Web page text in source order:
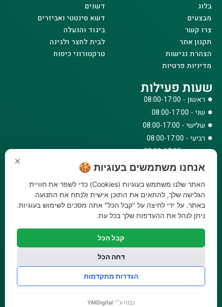
בלוג
מבצעים
צרו קשר
תקנון אתר
הצהרת נגישות
מדיניות פרטיות
דשנים
דשא סינטטי ואביזרים
ביגוד והנעלה
לבית לחצר ולגינה
טרקטורוני כיסוח
שעות פעילות
ראשון - 08:00-17:00
שני - 08:00-17:00
שלישי - 08:00-17:00
רביעי - 08:00-17:00
חמישי - 08:00-17:00
שישי - 08:00-12:30
צרו קשר
073-779-6243
וואטסאפ
amirbair@amir-agricul.co.il
פייסבוק
עלות משלוח עד הבית 29.90 ₪, משלוח חינם בקניה מעל
× אנחנו משתמשים בעוגיות 🍪
האתר שלנו משתמש בעוגיות (Cookies) כדי לשפר את חוויית
הגלישה שלך, להתאים את התוכן אישית ולנתח את התנועה
באתר. על ידי לחיצה על "קבל הכל" אתה מסכים לשימוש בעוגיות.
ניתן לנהל את ההעדפות שלך בכל עת.
קבל הכל
דחה הכל
הגדרות מתקדמות
נבנה ע״י YMDigital